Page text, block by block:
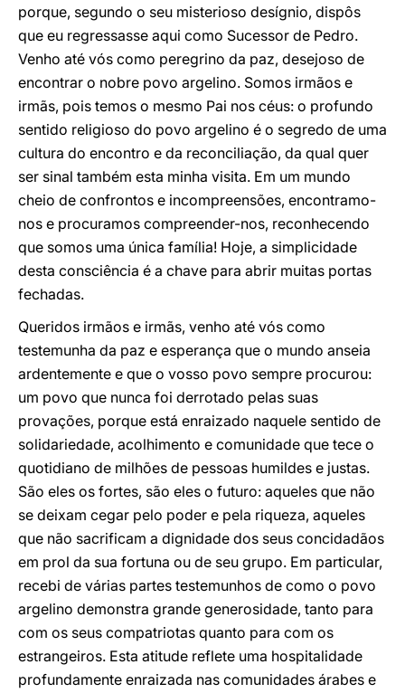
porque, segundo o seu misterioso desígnio, dispôs
que eu regressasse aqui como Sucessor de Pedro.
Venho até vós como peregrino da paz, desejoso de
encontrar o nobre povo argelino. Somos irmãos e
irmãs, pois temos o mesmo Pai nos céus: o profundo
sentido religioso do povo argelino é o segredo de uma
cultura do encontro e da reconciliação, da qual quer
ser sinal também esta minha visita. Em um mundo
cheio de confrontos e incompreensões, encontramo-
nos e procuramos compreender-nos, reconhecendo
que somos uma única família! Hoje, a simplicidade
desta consciência é a chave para abrir muitas portas
fechadas.
Queridos irmãos e irmãs, venho até vós como
testemunha da paz e esperança que o mundo anseia
ardentemente e que o vosso povo sempre procurou:
um povo que nunca foi derrotado pelas suas
provações, porque está enraizado naquele sentido de
solidariedade, acolhimento e comunidade que tece o
quotidiano de milhões de pessoas humildes e justas.
São eles os fortes, são eles o futuro: aqueles que não
se deixam cegar pelo poder e pela riqueza, aqueles
que não sacrificam a dignidade dos seus concidadãos
em prol da sua fortuna ou de seu grupo. Em particular,
recebi de várias partes testemunhos de como o povo
argelino demonstra grande generosidade, tanto para
com os seus compatriotas quanto para com os
estrangeiros. Esta atitude reflete uma hospitalidade
profundamente enraizada nas comunidades árabes e